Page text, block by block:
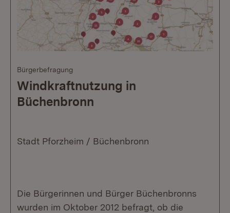
Bürgerbefragung
Windkraftnutzung in
Büchenbronn
Stadt Pforzheim / Büchenbronn
Die Bürgerinnen und Bürger Büchenbronns
wurden im Oktober 2012 befragt, ob die